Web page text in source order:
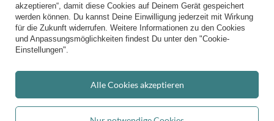
Du kannst uns vertrauen
Folge uns:
akzeptieren“, damit diese Cookies auf Deinem Gerät gespeichert
werden können. Du kannst Deine Einwilligung jederzeit mit Wirkung
für die Zukunft widerrufen. Weitere Informationen zu den Cookies
und Anpassungsmöglichkeiten findest Du unter den "Cookie-
Einstellungen".
Alle Cookies akzeptieren